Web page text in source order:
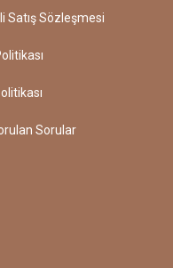
Satış Sözleşmesi
Sorular